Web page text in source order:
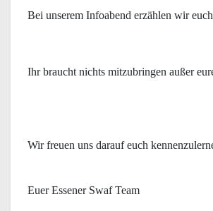
Bei unserem Infoabend erzählen wir
Ihr braucht nichts mitzubringen außer
Wir freuen uns darauf euch
Euer Essener Swaf Team